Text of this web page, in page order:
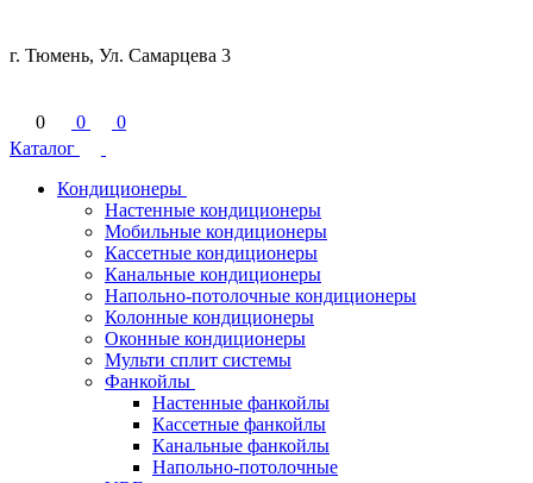
г. Тюмень, Ул. Самарцева 3
0 0
0
Каталог
Кондиционеры
Настенные кондиционеры
Мобильные кондиционеры
Кассетные кондиционеры
Канальные кондиционеры
Напольно-потолочные кондиционеры
Колонные кондиционеры
Оконные кондиционеры
Мульти сплит системы
Фанкойлы
Настенные фанкойлы
Кассетные фанкойлы
Канальные фанкойлы
Напольно-потолочные